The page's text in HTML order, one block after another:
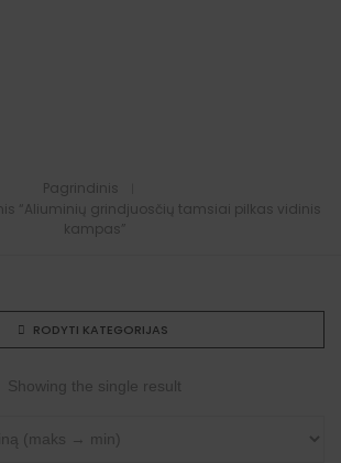
Pagrindinis
“Aliuminių grindjuosčių tamsiai pilkas vidinis
kampas”
RODYTI KATEGORIJAS
Showing the single result